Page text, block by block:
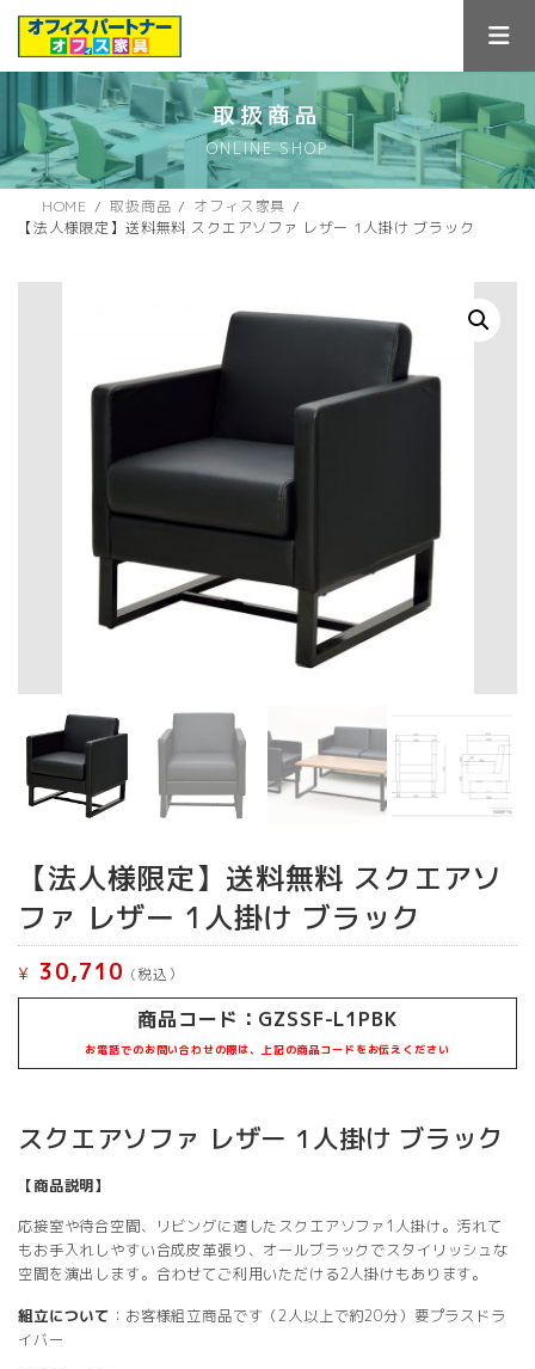
ス
キ
ン
に
取扱商品
ONLINE SHOP
HOME 取扱商品
オフィス家具
【法人様限定】送料無料 スクエアソファ レザー 1人掛け ブラック
【法人様限定】送料無料 スクエアソ
ファ レザー 1人掛け ブラック
¥ 30,710 (税込）
商品コード：GZSSF-L1PBK
お電話でのお問い合わせの際は、上記の商品コードをお伝えください
スクエアソファ レザー 1人掛け ブラック
【商品説明】
応接室や待合空間、リビングに適したスクエアソファ1人掛け。汚れて
もお手入れしやすい合成皮革張り、オールブラックでスタイリッシュな
空間を演出します。合わせてご利用いただける2人掛けもあります。
組立について ：お客様組立商品です（2人以上で約20分）要プラスドラ
イバー